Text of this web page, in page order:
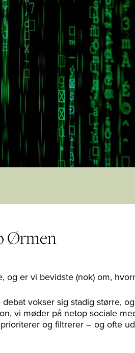
Ørmen
er vi bevidste (nok) om,
vokser sig stadig større,
vi møder på netop sociale
og filtrerer – og ofte